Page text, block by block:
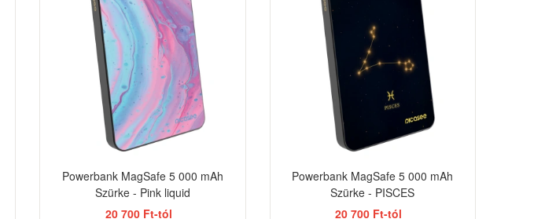
Powerbank MagSafe 5 000 mAh
Szürke - Pink liquid
20 700 Ft-tól
Powerbank MagSafe 5 000 mAh
Szürke - PISCES
20 700 Ft-tól